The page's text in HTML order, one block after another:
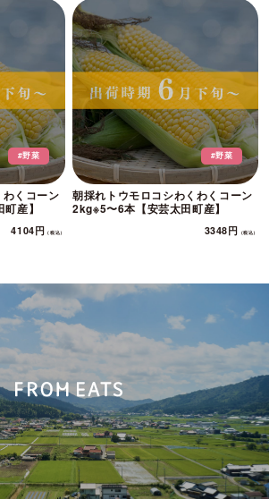
#野菜
くコーン
産】
4104円 （税込）
#野菜
朝採れトウモロコシわくわくコーン
2kg※5〜6本【安芸太田町産】
3348円 （税込）